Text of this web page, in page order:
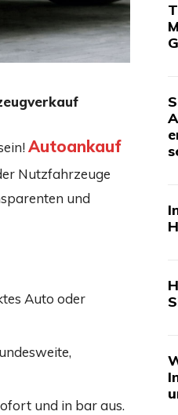
Autoankauf
Nutzfahrzeuge
und
Auto oder
und in bar aus.